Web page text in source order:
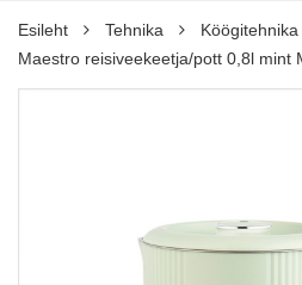
Esileht Tehnika Köögitehnika
Maestro reisiveekeetja/pott 0,8l mint